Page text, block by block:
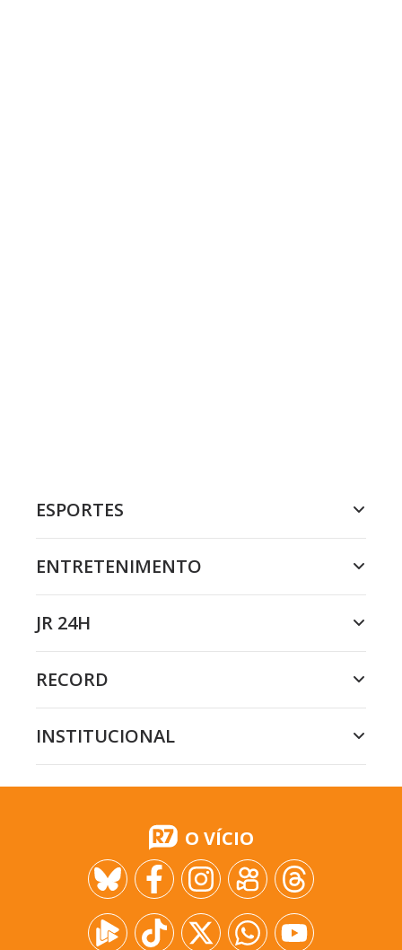
ESPORTES
ENTRETENIMENTO
JR 24H
RECORD
INSTITUCIONAL
O VÍCIO